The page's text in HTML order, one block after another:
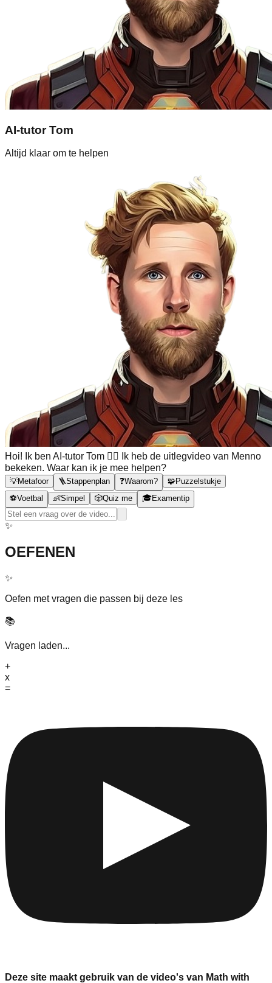
AI-tutor Tom
Altijd klaar om te helpen
Hoi! Ik ben AI-tutor Tom 🙋‍♂️ Ik heb de uitlegvideo van Menno
bekeken. Waar kan ik je mee helpen?
💡Metafoor 🪜Stappenplan ❓Waarom? 🧩Puzzelstukje
⚽Voetbal 👶Simpel 🎲Quiz me 🎓Examentip
✨
OEFENEN
✨
Oefen met vragen die passen bij deze les
📚
Vragen laden...
+
x
=
Deze site maakt gebruik van de video's van Math with